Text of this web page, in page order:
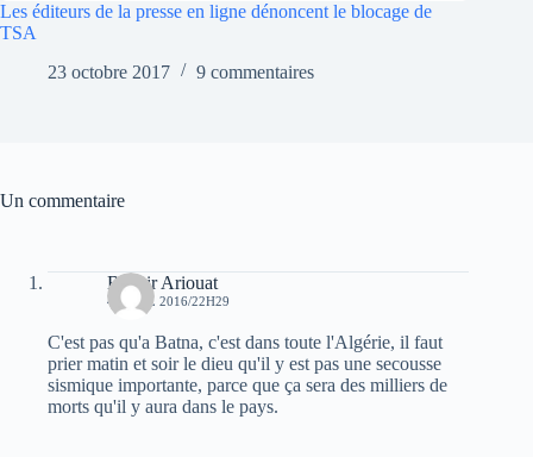
Les éditeurs de la presse en ligne dénoncent le blocage de
TSA
23 octobre 2017
9 commentaires
Un commentaire
Bachir Ariouat
4 AVRIL 2016/22H29
C'est pas qu'a Batna, c'est dans toute l'Algérie, il faut
prier matin et soir le dieu qu'il y est pas une secousse
sismique importante, parce que ça sera des milliers de
morts qu'il y aura dans le pays.